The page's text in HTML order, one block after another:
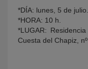
*DÍA: lunes, 5 de julio.
*HORA: 10 h.
*LUGAR: Residencia
Cuesta del Chapiz,